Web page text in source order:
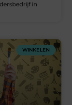
in
WINKELEN